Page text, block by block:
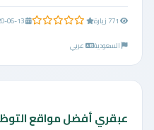
0.0 من 5 نجوم
2020-06-13
السعودية
عربي
عبقري أفضل مواقع